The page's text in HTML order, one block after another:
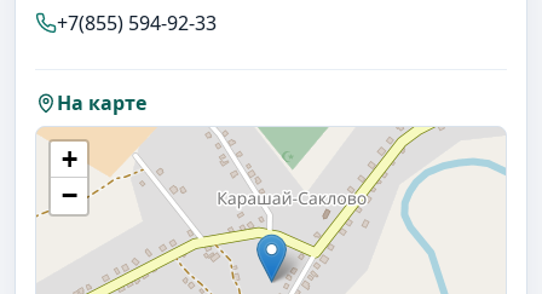
+7(855) 594-92-33
На карте
+
−